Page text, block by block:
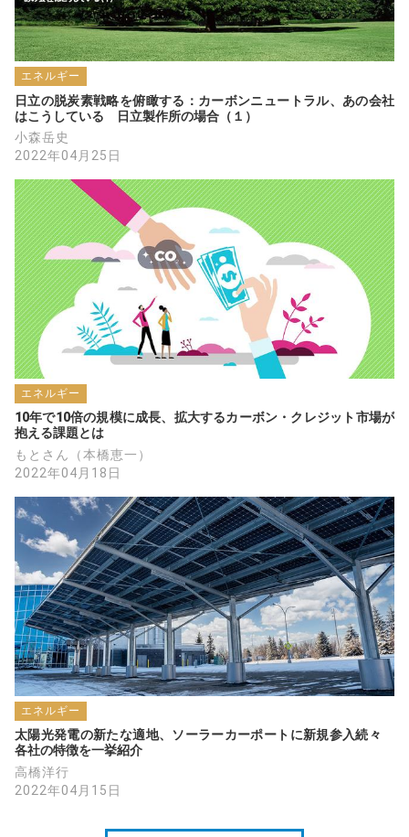
エネルギー
日立の脱炭素戦略を俯瞰する：カーボンニュートラル、あの会社
はこうしている　日立製作所の場合（１）
小森岳史
2022年04月25日
エネルギー
10年で10倍の規模に成長、拡大するカーボン・クレジット市場が
抱える課題とは
もとさん（本橋恵一）
2022年04月18日
エネルギー
太陽光発電の新たな適地、ソーラーカーポートに新規参入続々
各社の特徴を一挙紹介
高橋洋行
2022年04月15日